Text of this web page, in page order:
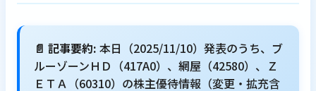
📄 記事要約: 本日（2025/11/10）発表のうち、ブ
ルーゾーンＨＤ（417A0）、網屋（42580）、Ｚ
ＥＴＡ（60310）の株主優待情報（変更・拡充含